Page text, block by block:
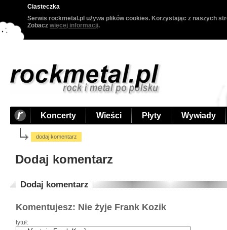
Ciasteczka
Serwis rockmetal.pl używa plików cookies. Korzystając z naszych
Zobacz więcej informacji.
Koncerty Wieści Płyty Wywiady
dodaj komentarz
Dodaj komentarz
Dodaj komentarz
Komentujesz: Nie żyje Frank Kozik
tytuł: